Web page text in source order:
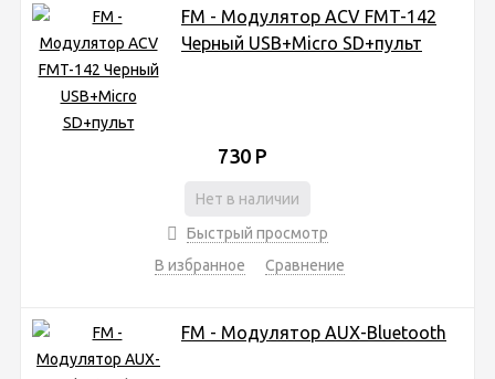
FM - Модулятор ACV FMT-142
Черный USB+Micro SD+пульт
730 Р
Нет в наличии
Быстрый просмотр
В избранное
Сравнение
FM - Модулятор AUX-Bluetooth